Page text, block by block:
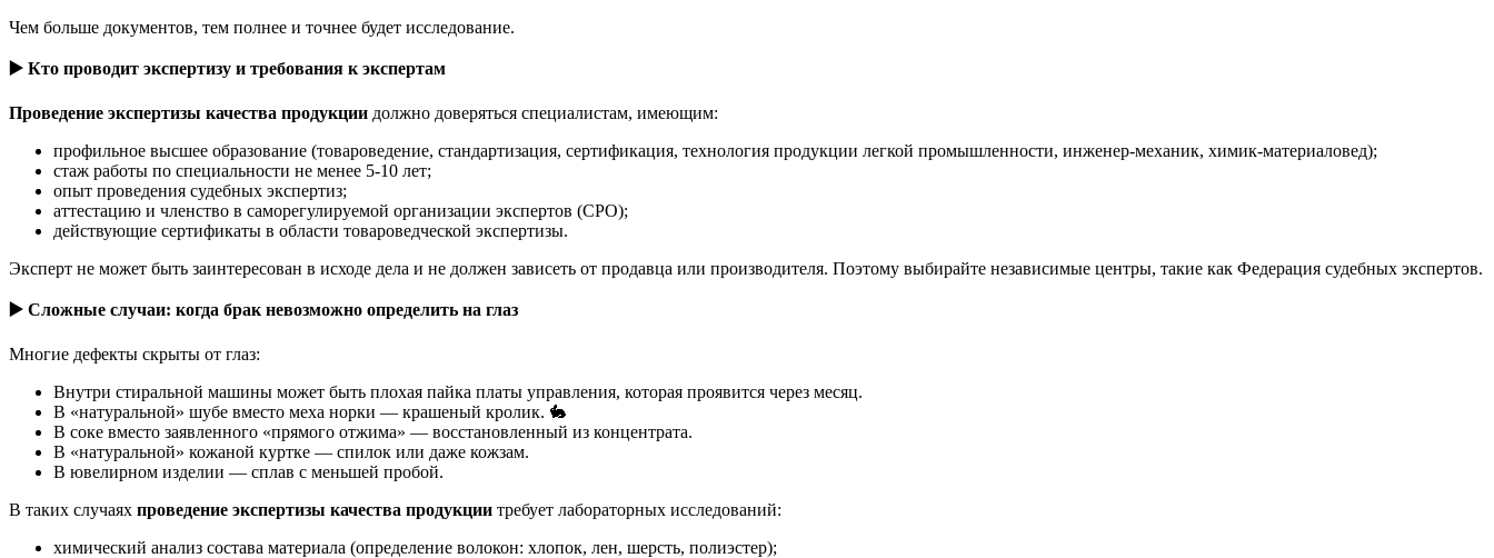
Чем больше документов, тем полнее и точнее будет исследование.
▶️ Кто проводит экспертизу и требования к экспертам
Проведение экспертизы качества продукции должно доверяться специалистам, имеющим:
профильное высшее образование (товароведение, стандартизация, сертификация, технология продукции легкой промышленности, инженер-механик, химик-материаловед);
стаж работы по специальности не менее 5-10 лет;
опыт проведения судебных экспертиз;
аттестацию и членство в саморегулируемой организации экспертов (СРО);
действующие сертификаты в области товароведческой экспертизы.
Эксперт не может быть заинтересован в исходе дела и не должен зависеть от продавца или производителя. Поэтому выбирайте независимые центры, такие как Федерация судебных экспертов.
▶️ Сложные случаи: когда брак невозможно определить на глаз
Многие дефекты скрыты от глаз:
Внутри стиральной машины может быть плохая пайка платы управления, которая проявится через месяц.
В «натуральной» шубе вместо меха норки — крашеный кролик. 🐇
В соке вместо заявленного «прямого отжима» — восстановленный из концентрата.
В «натуральной» кожаной куртке — спилок или даже кожзам.
В ювелирном изделии — сплав с меньшей пробой.
В таких случаях проведение экспертизы качества продукции требует лабораторных исследований:
химический анализ состава материала (определение волокон: хлопок, лен, шерсть, полиэстер);